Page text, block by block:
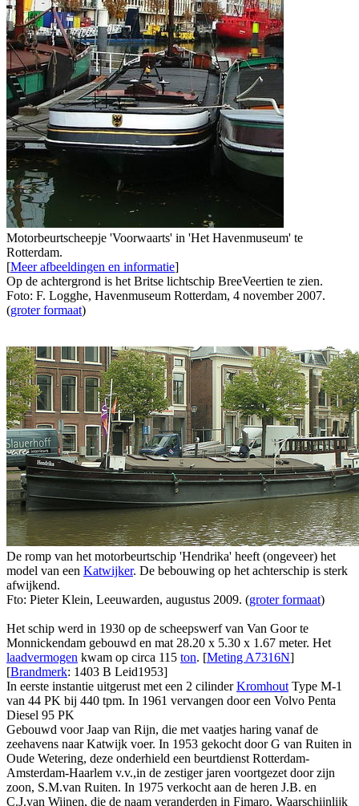
Motorbeurtscheepje 'Voorwaarts' in 'Het Havenmuseum' te
Rotterdam.
[Meer afbeeldingen en informatie]
Op de achtergrond is het Britse lichtschip BreeVeertien te zien.
Foto: F. Logghe, Havenmuseum Rotterdam, 4 november 2007.
(groter formaat)
De romp van het motorbeurtschip 'Hendrika' heeft (ongeveer) het
model van een Katwijker. De bebouwing op het achterschip is sterk
afwijkend.
Fto: Pieter Klein, Leeuwarden, augustus 2009. (groter formaat)
Het schip werd in 1930 op de scheepswerf van Van Goor te
Monnickendam gebouwd en mat 28.20 x 5.30 x 1.67 meter. Het
laadvermogen kwam op circa 115 ton. [Meting A7316N]
[Brandmerk: 1403 B Leid1953]
In eerste instantie uitgerust met een 2 cilinderKromhout Type M-1
van 44 PK bij 440 tpm. In 1961 vervangen door een Volvo Penta
Diesel 95 PK
Gebouwd voor Jaap van Rijn, die met vaatjes haring vanaf de
zeehavens naar Katwijk voer. In 1953 gekocht door G van Ruiten in
Oude Wetering, deze onderhield een beurtdienst Rotterdam-
Amsterdam-Haarlem v.v.,in de zestiger jaren voortgezet door zijn
zoon, S.M.van Ruiten. In 1975 verkocht aan de heren J.B. en
C.J.van Wijnen, die de naam veranderden in Fimaro. Waarschijnlijk